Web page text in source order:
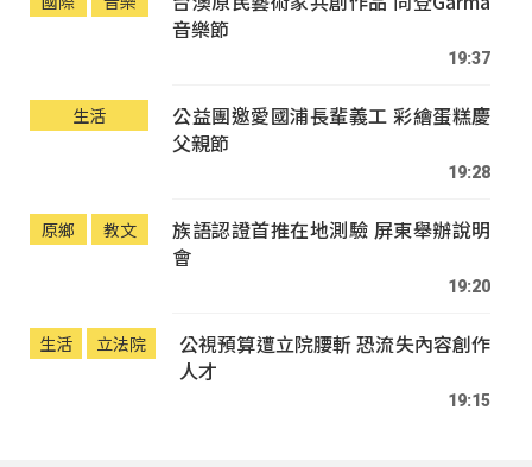
音樂節
19:37
生活
公益團邀愛國浦長輩義工 彩繪蛋糕慶
父親節
19:28
原鄉 教文
族語認證首推在地測驗 屏東舉辦說明
會
19:20
生活 立法院
公視預算遭立院腰斬 恐流失內容創作
人才
19:15